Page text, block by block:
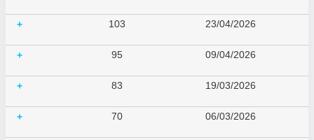
+ 103 23/04/2026
+ 95 09/04/2026
+ 83 19/03/2026
+ 70 06/03/2026